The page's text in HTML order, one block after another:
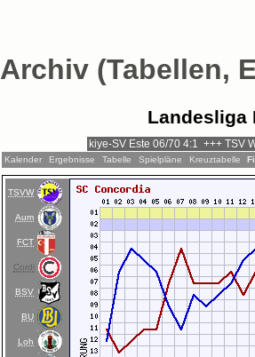
Archiv (Tabellen,
Landesliga
Kalender Ergebnisse Tabelle Spielpläne Kreuztabelle
TSVW
Aum
FCT
Cordi
BSV
BU
Loh